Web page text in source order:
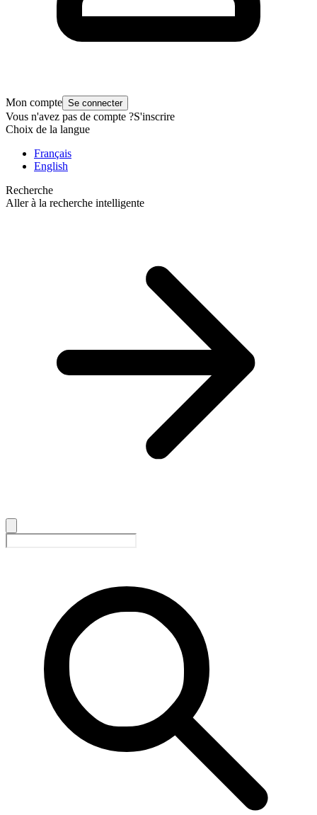
Mon compte Se connecter
Vous n'avez pas de compte ?S'inscrire
Choix de la langue
Français
English
Recherche
Aller à la recherche intelligente